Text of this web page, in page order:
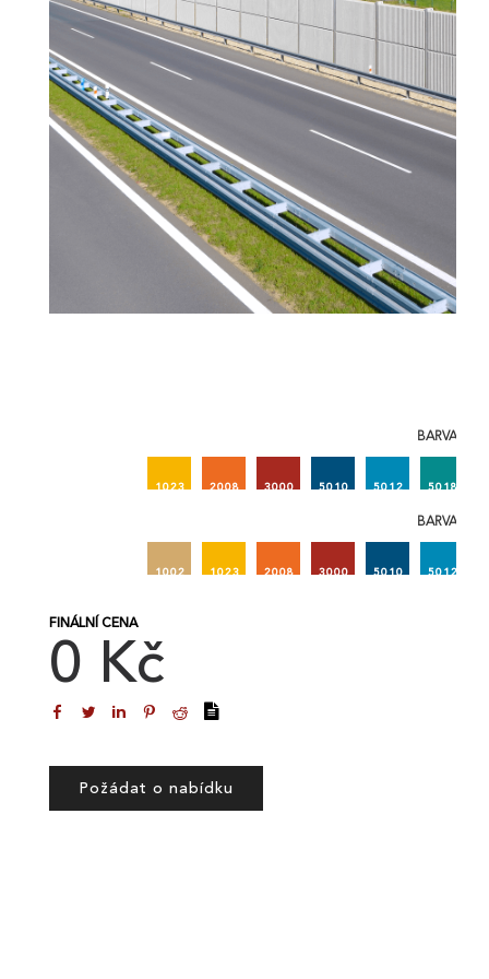
BARVA 1
1023 2008 3000 5010 5012 5018
BARVA 2
1002 1023 2008 3000 5010 5012
FINÁLNÍ CENA
0 Kč
Požádat o nabídku